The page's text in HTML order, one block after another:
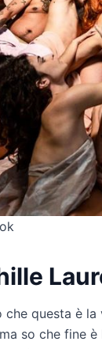
che questa è la
so che fine è